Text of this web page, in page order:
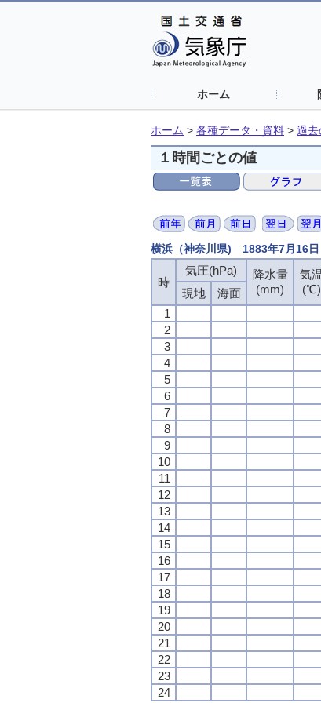
ホーム
ホーム > 各種データ・資料 > 過去
１時間ごとの値
横浜（神奈川県) 1883年7月16
時
気圧(hPa)
降水量
(mm)
気
(℃)
現地 海面
1
2
3
4
5
6
7
8
9
10
11
12
13
14
15
16
17
18
19
20
21
22
23
24